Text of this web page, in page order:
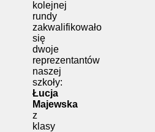
kolejnej
rundy
zakwalifikowało
się
dwoje
reprezentantów
naszej
szkoły:
Łucja
Majewska
z
klasy